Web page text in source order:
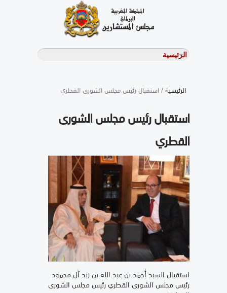
الرئيسية/ استقبال رئيس مجلس الشورى القطري
استقبال رئيس مجلس الشورى
القطري
استقبال السيد أحمد بن عبد الله بن زيد آل محمود
رئيس مجلس الشورى القطري رئيس مجلس الشورى